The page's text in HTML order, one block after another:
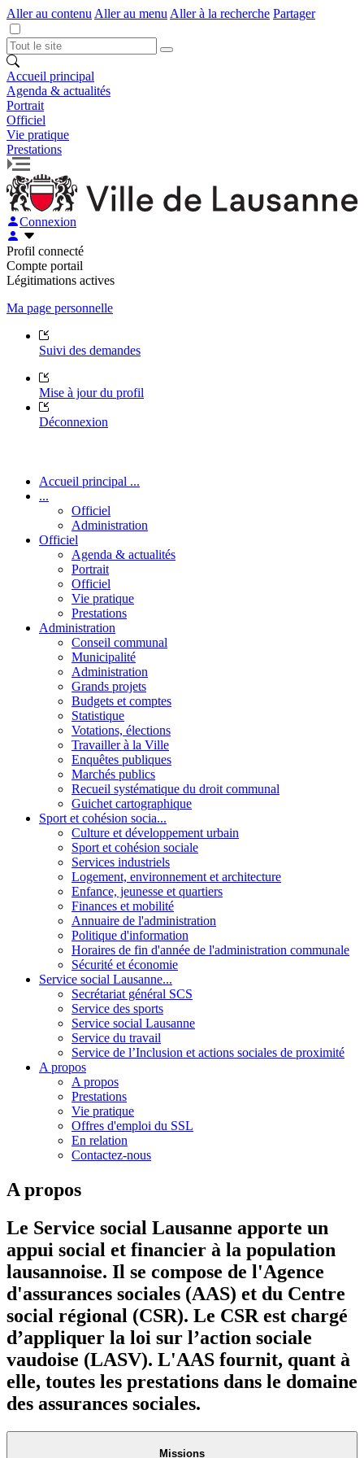
Aller au contenu Aller au menu Aller à la recherche Partager
Accueil principal
Agenda & actualités
Portrait
Officiel
Vie pratique
Prestations
Connexion
Profil connecté
Compte portail
Légitimations actives
Ma page personnelle
Suivi des demandes
Mise à jour du profil
Déconnexion
Accueil principal ...
...
Officiel
Administration
Officiel
Agenda & actualités
Portrait
Officiel
Vie pratique
Prestations
Administration
Conseil communal
Municipalité
Administration
Grands projets
Budgets et comptes
Statistique
Votations, élections
Travailler à la Ville
Enquêtes publiques
Marchés publics
Recueil systématique du droit communal
Guichet cartographique
Sport et cohésion socia...
Culture et développement urbain
Sport et cohésion sociale
Services industriels
Logement, environnement et architecture
Enfance, jeunesse et quartiers
Finances et mobilité
Annuaire de l'administration
Politique d'information
Horaires de fin d'année de l'administration communale
Sécurité et économie
Service social Lausanne...
Secrétariat général SCS
Service des sports
Service social Lausanne
Service du travail
Service de l’Inclusion et actions sociales de proximité
A propos
A propos
Prestations
Vie pratique
Offres d'emploi du SSL
En relation
Contactez-nous
A propos
Le Service social Lausanne apporte un
appui social et financier à la population
lausannoise. Il se compose de l'Agence
d'assurances sociales (AAS) et du Centre
social régional (CSR). Le CSR est chargé
d’appliquer la loi sur l’action sociale
vaudoise (LASV). L'AAS fournit, quant à
elle, toutes les prestations dans le domaine
des assurances sociales.
Missions